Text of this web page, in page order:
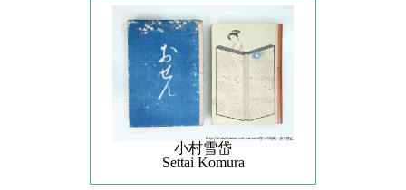
小村雪岱
Settai Komura